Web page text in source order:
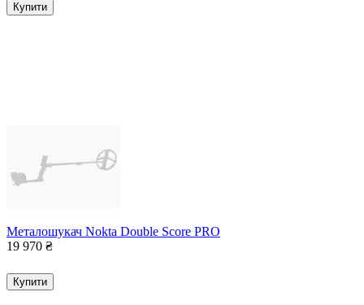
Купити
Металошукач Nokta Double Score PRO
19 970 ₴
Купити